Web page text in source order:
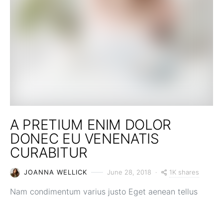
A PRETIUM ENIM DOLOR
DONEC EU VENENATIS
CURABITUR
JOANNA WELLICK June 28, 2018 1K shares
Nam condimentum varius justo Eget aenean tellus